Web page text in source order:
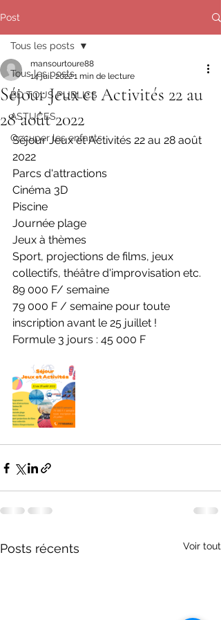
Post
Tous les posts
BD TOUS PUBLICS
ASTUCES
Occuper les enfants
Tous les posts
Séjour Jeux et Activités 22 au
28 août 2022
mansourtoure88
14 juil. 20221 min de lecture
Séjour Jeux et Activités 22 au 28 août
2022
Parcs d'attractions
Cinéma 3D
Piscine
Journée plage
Jeux à thèmes
Sport, projections de films, jeux
collectifs, théâtre d'improvisation etc.
89 000 F/ semaine
79 000 F / semaine pour toute
inscription avant le 25 juillet !
Formule 3 jours : 45 000 F
Posts récents Voir tout